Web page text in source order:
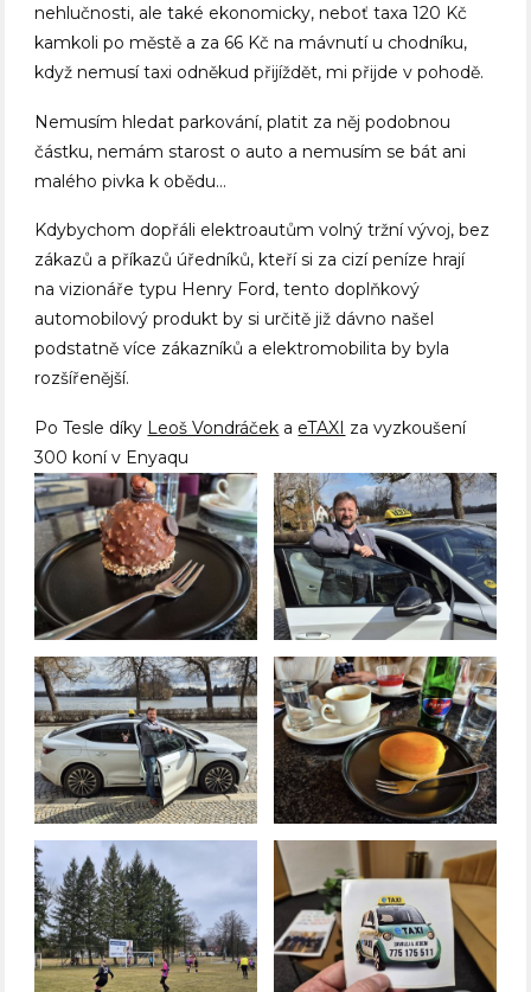
nehlučnosti, ale také ekonomicky, neboť taxa 120 Kč
kamkoli po městě a za 66 Kč na mávnutí u chodníku,
když nemusí taxi odněkud přijíždět, mi přijde v pohodě.
Nemusím hledat parkování, platit za něj podobnou
částku, nemám starost o auto a nemusím se bát ani
malého pivka k obědu…
Kdybychom dopřáli elektroautům volný tržní vývoj, bez
zákazů a příkazů úředníků, kteří si za cizí peníze hrají
na vizionáře typu Henry Ford, tento doplňkový
automobilový produkt by si určitě již dávno našel
podstatně více zákazníků a elektromobilita by byla
rozšířenější.
Po Tesle díky Leoš Vondráček a eTAXI za vyzkoušení
300 koní v Enyaqu